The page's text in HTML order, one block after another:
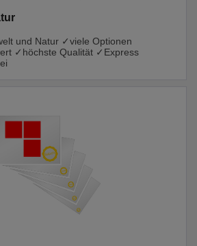
und Natur ✓viele Optionen
✓höchste Qualität ✓Express